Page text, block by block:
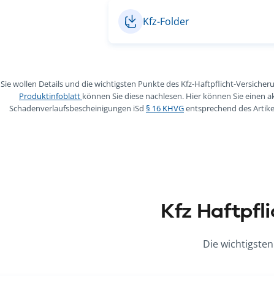
Kfz-Folder
Sie wollen Details und die wichtigsten Punkte des Kfz-Haftpflicht-
Produktinfoblatt können Sie diese nachlesen. Hier können Sie einen
Schadenverlaufsbescheinigungen iSd § 16 KHVGentsprechend des
Kfz
Die